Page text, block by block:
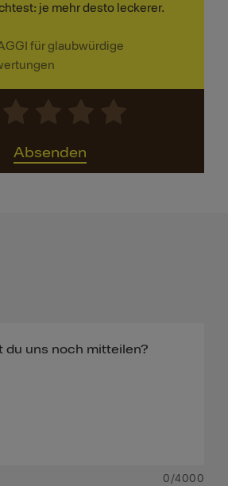
je mehr desto leckerer.
für glaubwürdige
Absenden
0 /4000